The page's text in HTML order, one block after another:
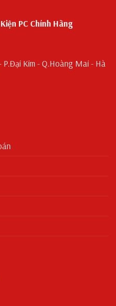
PC Chính Hãng
P.Đại Kim - Q.Hoàng Mai - Hà